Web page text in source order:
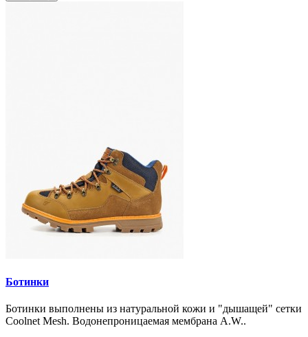
Ботинки
Ботинки выполнены из натуральной кожи и "дышащей" сетки
Coolnet Mesh. Водонепроницаемая мембрана A.W..